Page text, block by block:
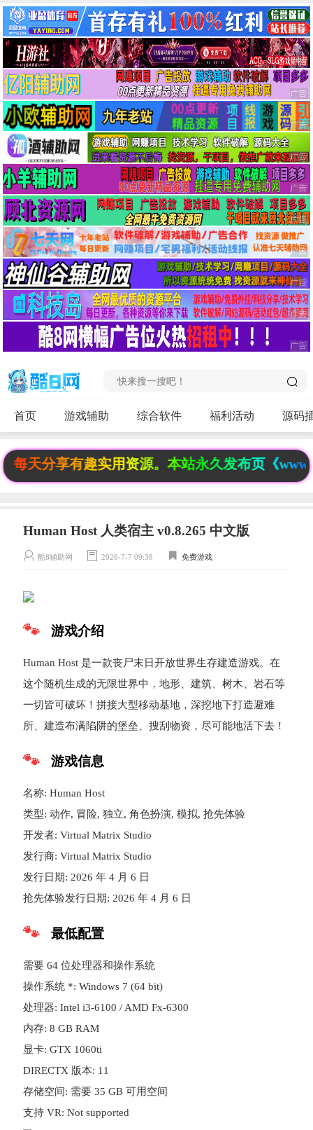
首页 游戏辅助 综合软件 福利活动 源码
天分享有趣实用资源。本站永久发布页《
Human Host 人类宿主 v0.8.265 中文版
酷8辅助网 2026-7-7 09:38 免费游戏
游戏介绍
Human Host 是一款丧尸末日开放世界生存建造游戏。在
这个随机生成的无限世界中，地形、建筑、树木、岩石等
一切皆可破坏！拼接大型移动基地，深挖地下打造避难
所、建造布满陷阱的堡垒、搜刮物资，尽可能地活下去！
游戏信息
名称: Human Host
类型: 动作, 冒险, 独立, 角色扮演, 模拟, 抢先体验
开发者: Virtual Matrix Studio
发行商: Virtual Matrix Studio
发行日期: 2026 年 4 月 6 日
抢先体验发行日期: 2026 年 4 月 6 日
最低配置
需要 64 位处理器和操作系统
操作系统 *: Windows 7 (64 bit)
处理器: Intel i3-6100 / AMD Fx-6300
内存: 8 GB RAM
显卡: GTX 1060ti
DIRECTX 版本: 11
存储空间: 需要 35 GB 可用空间
支持 VR: Not supported